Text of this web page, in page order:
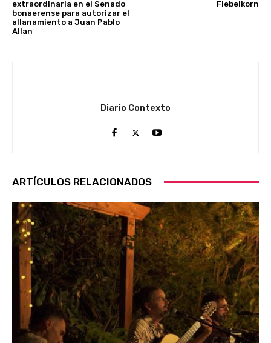
extraordinaria en el Senado
bonaerense para autorizar el
allanamiento a Juan Pablo
Allan
Fiebelkorn
Diario Contexto
ARTÍCULOS RELACIONADOS